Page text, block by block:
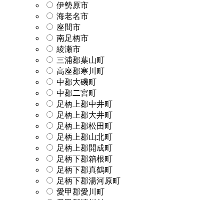
伊勢原市
海老名市
座間市
南足柄市
綾瀬市
三浦郡葉山町
高座郡寒川町
中郡大磯町
中郡二宮町
足柄上郡中井町
足柄上郡大井町
足柄上郡松田町
足柄上郡山北町
足柄上郡開成町
足柄下郡箱根町
足柄下郡真鶴町
足柄下郡湯河原町
愛甲郡愛川町